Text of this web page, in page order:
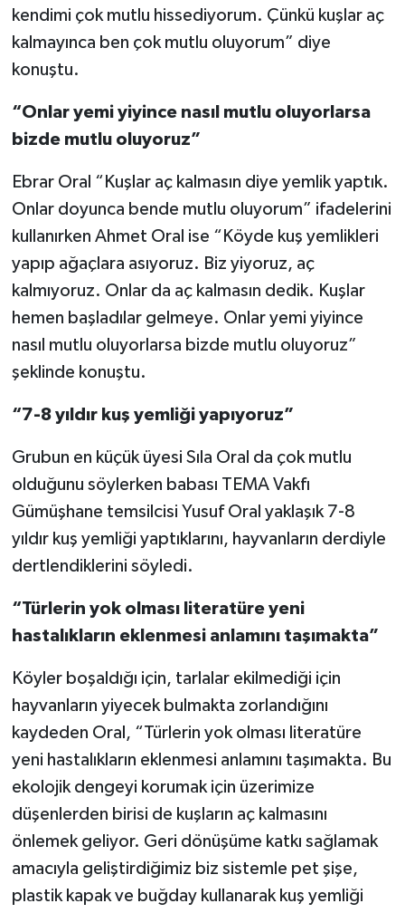
kendimi çok mutlu hissediyorum. Çünkü kuşlar aç
kalmayınca ben çok mutlu oluyorum” diye
konuştu.
“Onlar yemi yiyince nasıl mutlu oluyorlarsa
bizde mutlu oluyoruz”
Ebrar Oral “Kuşlar aç kalmasın diye yemlik yaptık.
Onlar doyunca bende mutlu oluyorum” ifadelerini
kullanırken Ahmet Oral ise “Köyde kuş yemlikleri
yapıp ağaçlara asıyoruz. Biz yiyoruz, aç
kalmıyoruz. Onlar da aç kalmasın dedik. Kuşlar
hemen başladılar gelmeye. Onlar yemi yiyince
nasıl mutlu oluyorlarsa bizde mutlu oluyoruz”
şeklinde konuştu.
“7-8 yıldır kuş yemliği yapıyoruz”
Grubun en küçük üyesi Sıla Oral da çok mutlu
olduğunu söylerken babası TEMA Vakfı
Gümüşhane temsilcisi Yusuf Oral yaklaşık 7-8
yıldır kuş yemliği yaptıklarını, hayvanların derdiyle
dertlendiklerini söyledi.
“Türlerin yok olması literatüre yeni
hastalıkların eklenmesi anlamını taşımakta”
Köyler boşaldığı için, tarlalar ekilmediği için
hayvanların yiyecek bulmakta zorlandığını
kaydeden Oral, “Türlerin yok olması literatüre
yeni hastalıkların eklenmesi anlamını taşımakta. Bu
ekolojik dengeyi korumak için üzerimize
düşenlerden birisi de kuşların aç kalmasını
önlemek geliyor. Geri dönüşüme katkı sağlamak
amacıyla geliştirdiğimiz biz sistemle pet şişe,
plastik kapak ve buğday kullanarak kuş yemliği